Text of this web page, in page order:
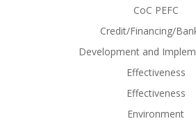
CoC PEFC
Credit/Financing/
Development and
Effectiveness
Effectiveness
Environment